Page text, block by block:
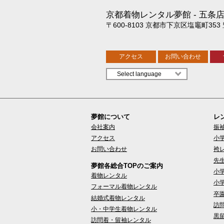
京都着物レンタル夢館 五条店
〒600-8103 京都市下京区塩竈町353
アクセス お問い合わせ
夢館について
会社案内
アクセス
お問い合わせ
夢館各総合TOPのご案内
着物レンタル
フォーマル着物レンタル
結婚式着物レンタル
小・中学生着物レンタル
訪問着・留袖レンタル
レ
振
小
袴
先
小
小
卒
訪
黒